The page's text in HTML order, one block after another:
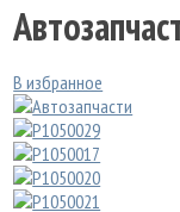
В избранное